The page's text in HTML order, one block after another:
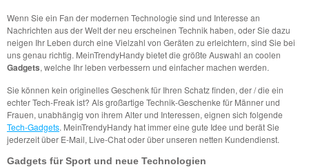
Wenn Sie ein Fan der modernen Technologie sind und Interesse an
Nachrichten aus der Welt der neu erscheinen Technik haben, oder Sie dazu
neigen Ihr Leben durch eine Vielzahl von Geräten zu erleichtern, sind Sie bei
uns genau richtig. MeinTrendyHandy bietet die größte Auswahl an coolen
Gadgets, welche Ihr leben verbessern und einfacher machen werden.
Sie können kein originelles Geschenk für Ihren Schatz finden, der / die ein
echter Tech-Freak ist? Als großartige Technik-Geschenke für Männer und
Frauen, unabhängig von ihrem Alter und Interessen, eignen sich folgende
Tech-Gadgets. MeinTrendyHandy hat immer eine gute Idee und berät Sie
jederzeit über E-Mail, Live-Chat oder über unseren netten Kundendienst.
Gadgets für Sport und neue Technologien